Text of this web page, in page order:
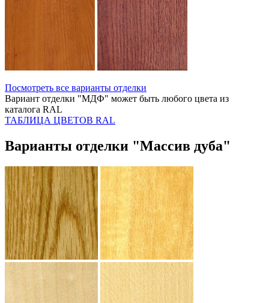
Посмотреть все варианты отделки
Вариант отделки "МДФ" может быть любого цвета из
каталога RAL
ТАБЛИЦА ЦВЕТОВ RAL
Варианты отделки "Массив дуба"